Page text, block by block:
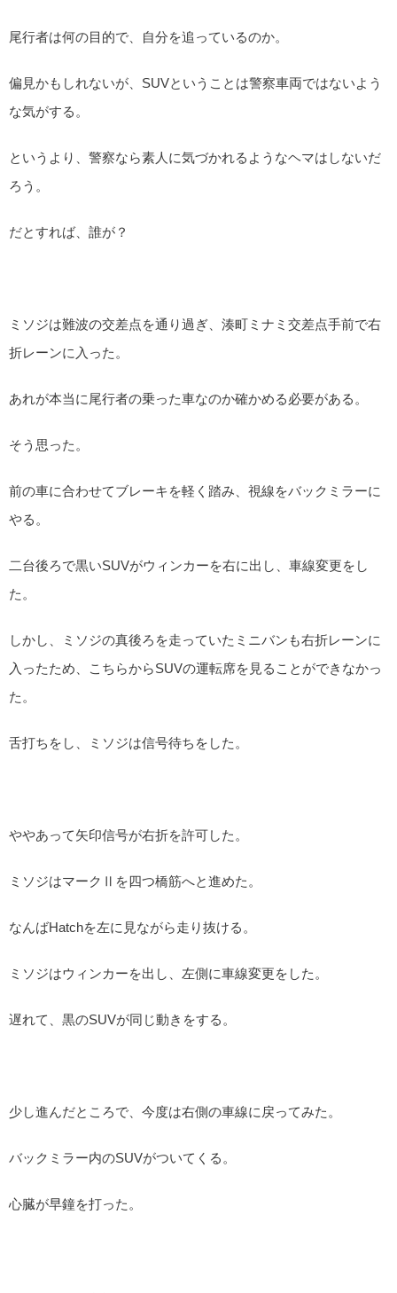
尾行者は何の目的で、自分を追っているのか。
偏見かもしれないが、SUVということは警察車両ではないよう
な気がする。
というより、警察なら素人に気づかれるようなヘマはしないだ
ろう。
だとすれば、誰が？
ミソジは難波の交差点を通り過ぎ、湊町ミナミ交差点手前で右
折レーンに入った。
あれが本当に尾行者の乗った車なのか確かめる必要がある。
そう思った。
前の車に合わせてブレーキを軽く踏み、視線をバックミラーに
やる。
二台後ろで黒いSUVがウィンカーを右に出し、車線変更をし
た。
しかし、ミソジの真後ろを走っていたミニバンも右折レーンに
入ったため、こちらからSUVの運転席を見ることができなかっ
た。
舌打ちをし、ミソジは信号待ちをした。
ややあって矢印信号が右折を許可した。
ミソジはマークⅡを四つ橋筋へと進めた。
なんばHatchを左に見ながら走り抜ける。
ミソジはウィンカーを出し、左側に車線変更をした。
遅れて、黒のSUVが同じ動きをする。
少し進んだところで、今度は右側の車線に戻ってみた。
バックミラー内のSUVがついてくる。
心臓が早鐘を打った。